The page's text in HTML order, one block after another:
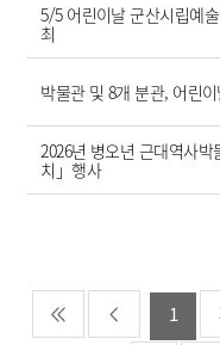
5/5 어린이날 군산시립예
최
박물관 및 8개 분관, 어린
2026년 병오년 근대역사
치」행사
1